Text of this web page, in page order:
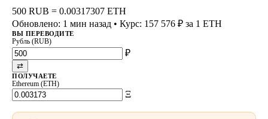
500 RUB = 0.00317307 ETH
Обновлено: 1 мин назад • Курс: 157 576 ₽ за 1 ETH
ВЫ ПЕРЕВОДИТЕ
Рубль (RUB)
₽
⇄
ПОЛУЧАЕТЕ
Ethereum (ETH)
Ξ